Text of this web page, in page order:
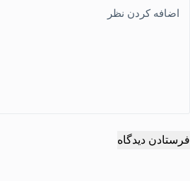
اضافه کردن نظر
فرستادن دیدگاه